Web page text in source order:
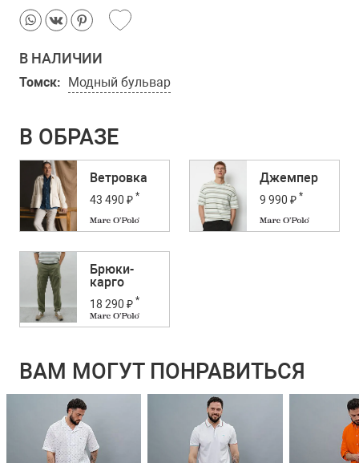
В НАЛИЧИИ
Томск: Модный бульвар
В ОБРАЗЕ
Ветровка
43 490 ₽ *
Джемпер
9 990 ₽ *
Брюки-
карго
18 290 ₽ *
ВАМ МОГУТ ПОНРАВИТЬСЯ